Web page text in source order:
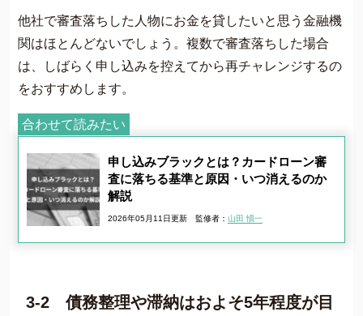
他社で審査落ちした人物にお金を貸したいと思う金融機
関はほとんどないでしょう。複数で審査落ちした場合
は、しばらく申し込みを控えてから再チャレンジするの
をおすすめします。
合わせて読みたい
申し込みブラックとは？カードローン審
査に落ちる基準と原因・いつ消えるのか
解説
2026年05月11日更新 監修者： 山田 愼一
3-2 債務整理や滞納はおよそ5年程度が目